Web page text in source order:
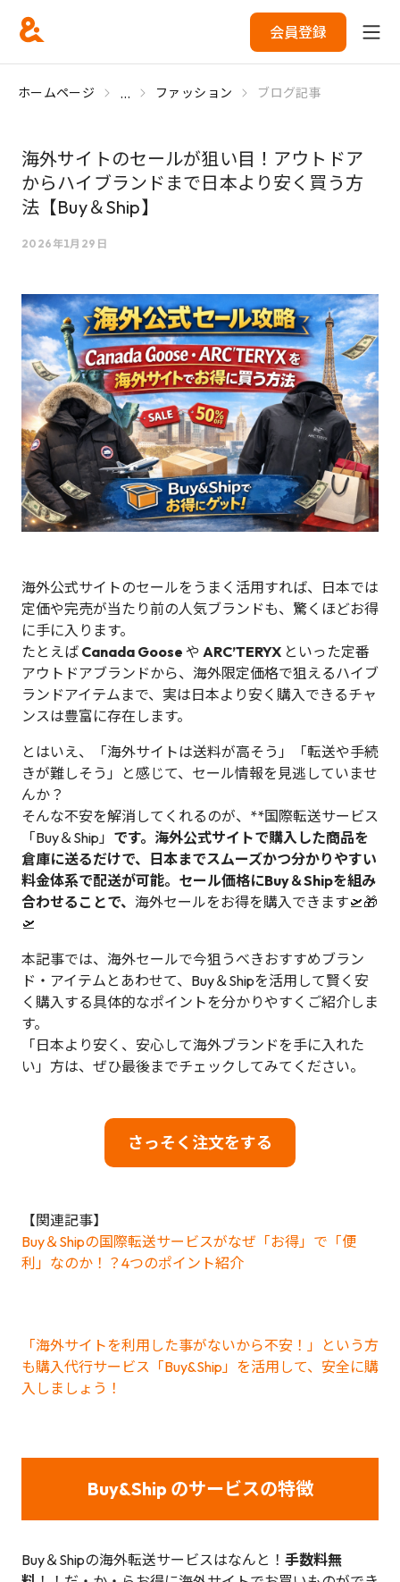
会員登録
ホームページ ... ファッション ブログ記事
海外サイトのセールが狙い目！アウトドア
からハイブランドまで日本より安く買う方
法【Buy＆Ship】
2026年1月29日
海外公式サイトのセールをうまく活用すれば、日本では
定価や完売が当たり前の人気ブランドも、驚くほどお得
に手に入ります。
たとえば Canada Goose や ARC’TERYX といった定番
アウトドアブランドから、海外限定価格で狙えるハイブ
ランドアイテムまで、実は日本より安く購入できるチャ
ンスは豊富に存在します。
とはいえ、「海外サイトは送料が高そう」「転送や手続
きが難しそう」と感じて、セール情報を見逃していませ
んか？
そんな不安を解消してくれるのが、**国際転送サービス
「Buy＆Ship」 です。海外公式サイトで購入した商品を
倉庫に送るだけで、日本までスムーズかつ分かりやすい
料金体系で配送が可能。セール価格にBuy＆Shipを組み
合わせることで、 海外セールをお得を購入できます🛫🎁
🛫
本記事では、海外セールで今狙うべきおすすめブラン
ド・アイテムとあわせて、Buy＆Shipを活用して賢く安
く購入する具体的なポイントを分かりやすくご紹介しま
す。
「日本より安く、安心して海外ブランドを手に入れた
い」方は、ぜひ最後までチェックしてみてください。
さっそく注文をする
【関連記事】
Buy＆Shipの国際転送サービスがなぜ「お得」で「便
利」なのか！？4つのポイント紹介
「海外サイトを利用した事がないから不安！」という方
も購入代行サービス「Buy&Ship」を活用して、安全に購
入しましょう！
Buy&Ship のサービスの特徴
Buy＆Shipの海外転送サービスはなんと！ 手数料無